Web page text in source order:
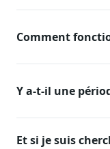
Comment
Y a-t-il une
Et si je suis